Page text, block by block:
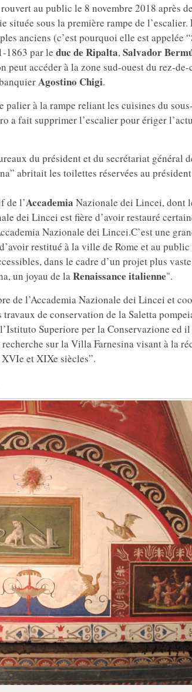
au public le 8 novembre 2018 après
située sous la première rampe de l’escalier.
anciens (c’est pourquoi elle est appelée
1863 par le duc de Ripalta,Salvador
peut accéder à la zone sud-ouest du rez-de-
Agostino Chigi.
à la rampe reliant les cuisines du
a fait supprimer l’escalier pour ériger
du président et du secrétariat général
abritait les toilettes réservées au président
de l’Accademia Nazionale dei Lincei, dont
dei Lincei est fière d’avoir restauré
Nazionale dei Lincei.C’est une
restitué à la ville de Rome et au
dans le cadre d’un projet plus
un joyau de laRenaissance italienne".
de l’Accademia Nazionale dei Lincei et
de conservation de la Saletta
Superiore per la Conservazione ed
sur la Villa Farnesina visant à la
et XIXe siècles”.